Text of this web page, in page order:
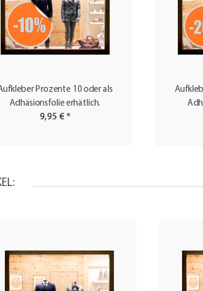
Prozente 10 oder als
Adhäsionsfolie erhätlich.
9,95 € *